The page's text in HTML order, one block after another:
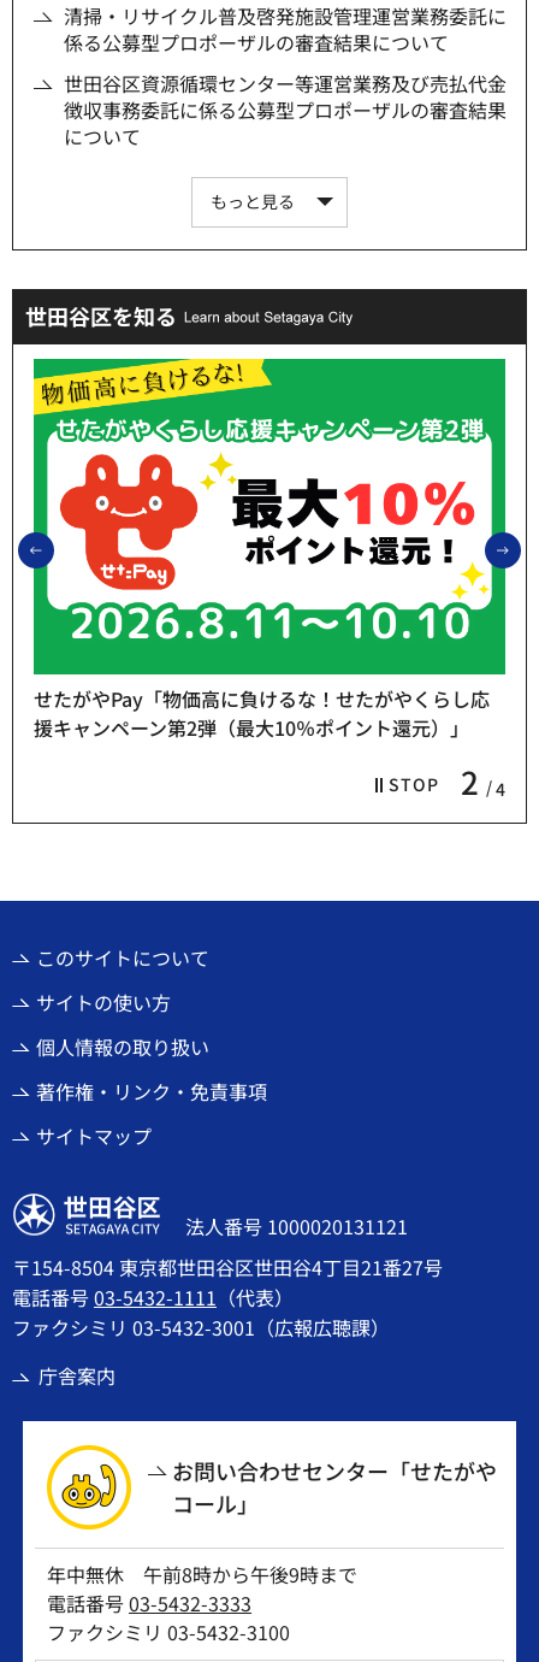
清掃・リサイクル普及啓発施設管理運営業務委託に
係る公募型プロポーザルの審査結果について
世田谷区資源循環センター等運営業務及び売払代金
徴収事務委託に係る公募型プロポーザルの審査結果
について
もっと見る
世田谷区を知る
前のスライドを表示
STOP 2 4
せたがやPay「物価高に負けるな！せたがやくらし応
援キャンペーン第2弾（最大10％ポイント還元）」
このサイトについて
サイトの使い方
個人情報の取り扱い
著作権・リンク・免責事項
サイトマップ
世田谷区
法人番号 1000020131121
〒154-8504 東京都世田谷区世田谷4丁目21番27号
電話番号03-5432-1111 （代表）
ファクシミリ 03-5432-3001（広報広聴課）
庁舎案内
お問い合わせセンター「せたがや
コール」
年中無休 午前8時から午後9時まで
電話番号03-5432-3333
ファクシミリ 03-5432-3100